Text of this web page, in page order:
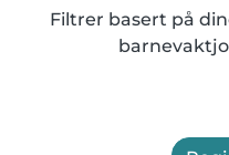
Filtrer basert på